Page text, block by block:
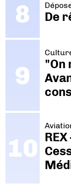
De
"On